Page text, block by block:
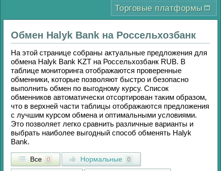
Торговые платформы
Обмен Halyk Bank на Россельхозбанк
На этой странице собраны актуальные предложения для
обмена Halyk Bank KZT на Россельхозбанк RUB. В
таблице мониторинга отображаются проверенные
обменники, которые позволяют быстро и безопасно
выполнить обмен по выгодному курсу. Список
обменников автоматически отсортирован таким образом,
что в верхней части таблицы отображаются предложения
с лучшим курсом обмена и оптимальными условиями.
Это позволяет легко сравнить различные варианты и
выбрать наиболее выгодный способ обменять Halyk
Bank.
Все 0 Нормальные 0